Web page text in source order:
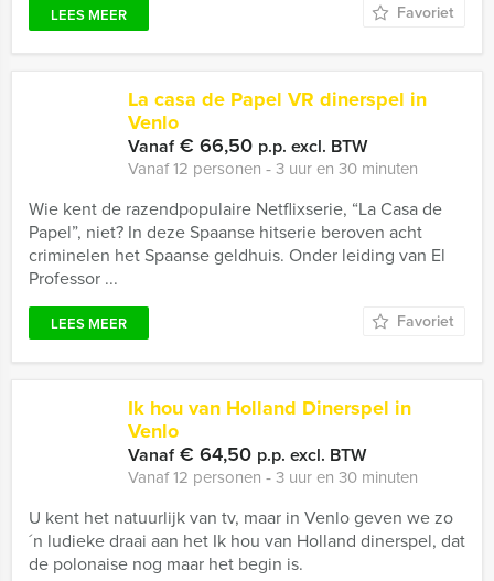
LEES MEER Favoriet
La casa de Papel VR dinerspel in
Venlo
Vanaf€ 66,50 p.p. excl. BTW
Vanaf 12 personen ‐ 3 uur en 30 minuten
Wie kent de razendpopulaire Netflixserie, “La Casa de
Papel”, niet? In deze Spaanse hitserie beroven acht
criminelen het Spaanse geldhuis. Onder leiding van El
Professor ...
LEES MEER Favoriet
Ik hou van Holland Dinerspel in
Venlo
Vanaf€ 64,50 p.p. excl. BTW
Vanaf 12 personen ‐ 3 uur en 30 minuten
U kent het natuurlijk van tv, maar in Venlo geven we zo
´n ludieke draai aan het Ik hou van Holland dinerspel, dat
de polonaise nog maar het begin is.